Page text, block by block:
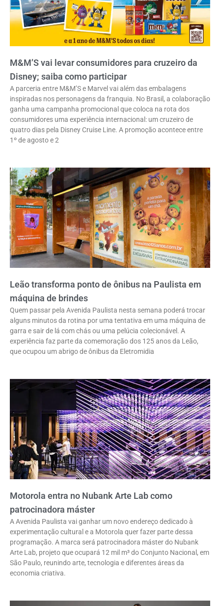
M&M’S vai levar consumidores para cruzeiro da
Disney; saiba como participar
A parceria entre M&M’S e Marvel vai além das embalagens
inspiradas nos personagens da franquia. No Brasil, a colaboração
ganha uma campanha promocional que coloca na rota dos
consumidores uma experiência internacional: um cruzeiro de
quatro dias pela Disney Cruise Line. A promoção acontece entre
1º de agosto e 2
Leão transforma ponto de ônibus na Paulista em
máquina de brindes
Quem passar pela Avenida Paulista nesta semana poderá trocar
alguns minutos da rotina por uma tentativa em uma máquina de
garra e sair de lá com chás ou uma pelúcia colecionável. A
experiência faz parte da comemoração dos 125 anos da Leão,
que ocupou um abrigo de ônibus da Eletromidia
Motorola entra no Nubank Arte Lab como
patrocinadora máster
A Avenida Paulista vai ganhar um novo endereço dedicado à
experimentação cultural e a Motorola quer fazer parte dessa
programação. A marca será patrocinadora máster do Nubank
Arte Lab, projeto que ocupará 12 mil m³ do Conjunto Nacional, em
São Paulo, reunindo arte, tecnologia e diferentes áreas da
economia criativa.